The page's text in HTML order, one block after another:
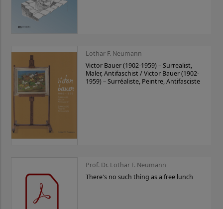
Lothar F. Neumann
Victor Bauer (1902-1959) – Surrealist,
Maler, Antifaschist / Victor Bauer (1902-
1959) – Surréaliste, Peintre, Antifasciste
Prof. Dr. Lothar F. Neumann
There's no such thing as a free lunch